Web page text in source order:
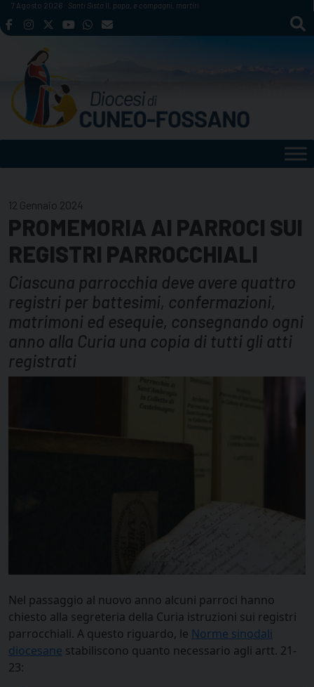
Skip
to
7 Agosto 2026 Santi Sisto II, papa, e compagni, martiri
12 Gennaio 2024
PROMEMORIA AI PARROCI SUI
REGISTRI PARROCCHIALI
Ciascuna parrocchia deve avere quattro
registri per battesimi, confermazioni,
matrimoni ed esequie, consegnando ogni
anno alla Curia una copia di tutti gli atti
registrati
Nel passaggio al nuovo anno alcuni parroci hanno
chiesto alla segreteria della Curia istruzioni sui registri
parrocchiali. A questo riguardo, le Norme sinodali
diocesane stabiliscono quanto necessario agli artt. 21-
23: